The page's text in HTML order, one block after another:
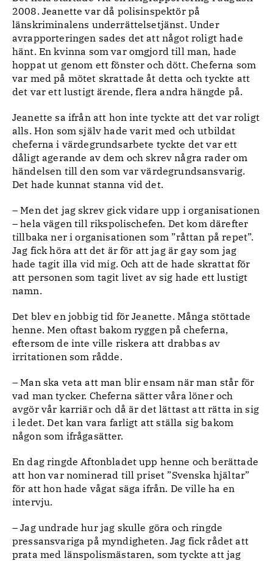
2008. Jeanette var då polisinspektör på
länskriminalens underrättelsetjänst. Under
avrapporteringen sades det att något roligt hade
hänt. En kvinna som var omgjord till man, hade
hoppat ut genom ett fönster och dött. Cheferna som
var med på mötet skrattade åt detta och tyckte att
det var ett lustigt ärende, flera andra hängde på.
Jeanette sa ifrån att hon inte tyckte att det var roligt
alls. Hon som själv hade varit med och utbildat
cheferna i värdegrundsarbete tyckte det var ett
dåligt agerande av dem och skrev några rader om
händelsen till den som var värdegrundsansvarig.
Det hade kunnat stanna vid det.
– Men det jag skrev gick vidare upp i organisationen
– hela vägen till rikspolischefen. Det kom därefter
tillbaka ner i organisationen som ”råttan på repet”.
Jag fick höra att det är för att jag är gay som jag
hade tagit illa vid mig. Och att de hade skrattat för
att personen som tagit livet av sig hade ett lustigt
namn.
Det blev en jobbig tid för Jeanette. Många stöttade
henne. Men oftast bakom ryggen på cheferna,
eftersom de inte ville riskera att drabbas av
irritationen som rådde.
– Man ska veta att man blir ensam när man står för
vad man tycker. Cheferna sätter våra löner och
avgör vår karriär och då är det lättast att rätta in sig
i ledet. Det kan vara farligt att ställa sig bakom
någon som ifrågasätter.
En dag ringde Aftonbladet upp henne och berättade
att hon var nominerad till priset ”Svenska hjältar”
för att hon hade vågat säga ifrån. De ville ha en
intervju.
– Jag undrade hur jag skulle göra och ringde
pressansvariga på myndigheten. Jag fick rådet att
prata med länspolismästaren, som tyckte att jag